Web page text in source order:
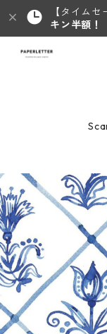
【タイムセ
キン半額！